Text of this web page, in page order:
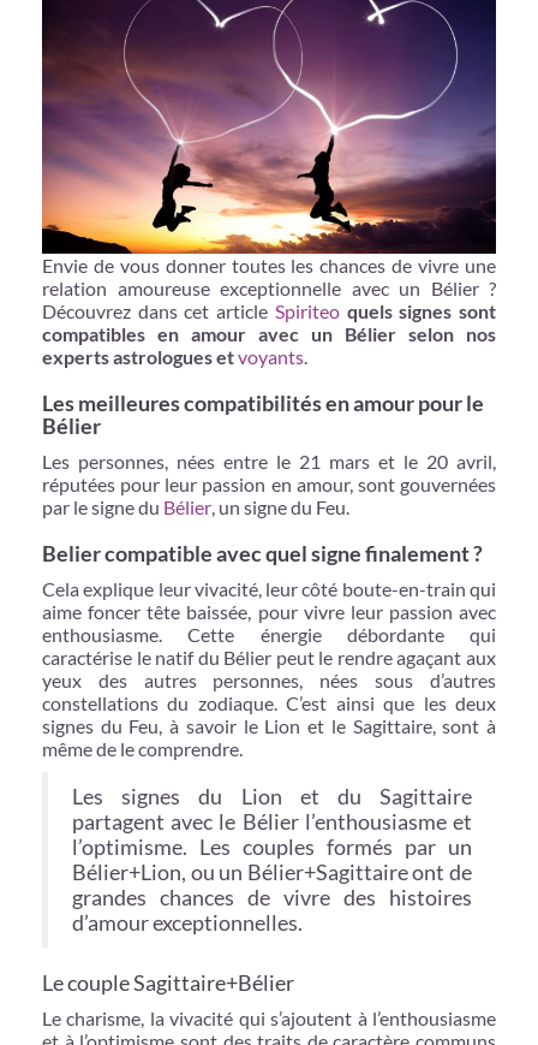
Envie de vous donner toutes les chances de vivre une
relation amoureuse exceptionnelle avec un Bélier ?
Découvrez dans cet article Spiriteo quels signes sont
compatibles en amour avec un Bélier selon nos
experts astrologues etvoyants.
Les meilleures compatibilités en amour pour le
Bélier
Les personnes, nées entre le 21 mars et le 20 avril,
réputées pour leur passion en amour, sont gouvernées
par le signe du Bélier, un signe du Feu.
Belier compatible avec quel signe finalement ?
Cela explique leur vivacité, leur côté boute-en-train qui
aime foncer tête baissée, pour vivre leur passion avec
enthousiasme. Cette énergie débordante qui
caractérise le natif du Bélier peut le rendre agaçant aux
yeux des autres personnes, nées sous d’autres
constellations du zodiaque. C’est ainsi que les deux
signes du Feu, à savoir le Lion et le Sagittaire, sont à
même de le comprendre.
Les signes du Lion et du Sagittaire
partagent avec le Bélier l’enthousiasme et
l’optimisme. Les couples formés par un
Bélier+Lion, ou un Bélier+Sagittaire ont de
grandes chances de vivre des histoires
d’amour exceptionnelles.
Le couple Sagittaire+Bélier
Le charisme, la vivacité qui s’ajoutent à l’enthousiasme